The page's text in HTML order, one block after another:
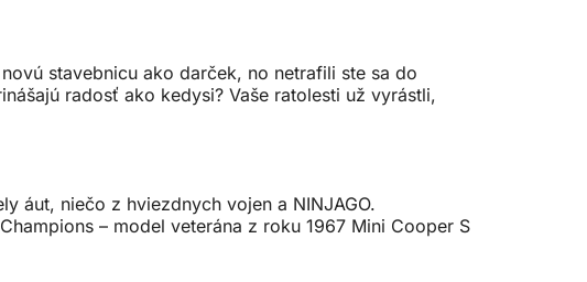
stavebnicu ako darček, no netrafili ste sa do
radosť ako kedysi? Vaše ratolesti už vyrástli,
áut, niečo z hviezdnych vojen a NINJAGO.
– model veterána z roku 1967 Mini Cooper S